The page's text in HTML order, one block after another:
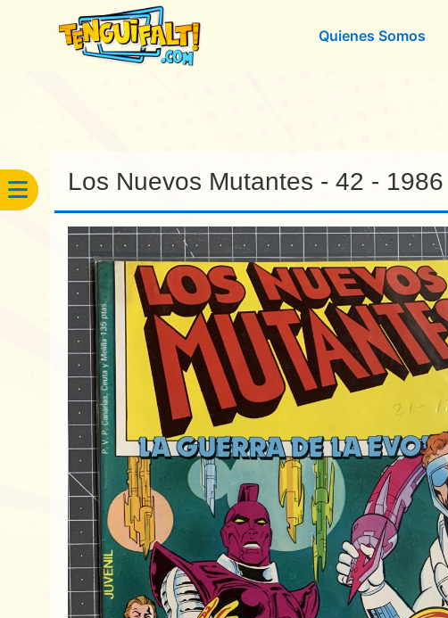
Quienes Somos
Los Nuevos Mutantes - 42 - 1986